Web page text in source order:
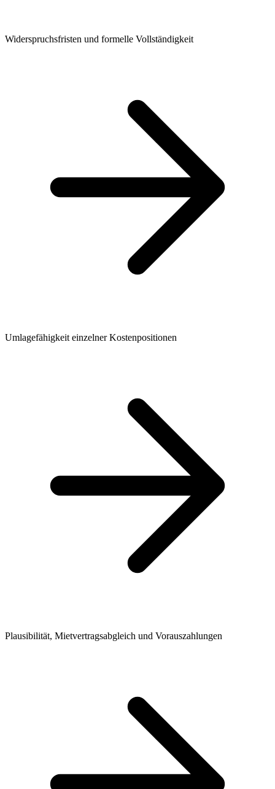
Widerspruchsfristen und formelle Vollständigkeit
Umlagefähigkeit einzelner Kostenpositionen
Plausibilität, Mietvertragsabgleich und Vorauszahlungen